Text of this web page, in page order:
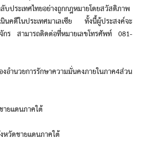
บประเทศไทยอย่างถูกกฎหมายโดยสวัสดิภาพ
นินคดีในประเทศมาเลเซีย ทั้งนี้ผู้ประสงค์จะ
กร สามารถติดต่อที่หมายเลขโทรศัพท์ 081-
ำนวยการรักษาความมั่นคงภายในภาค4ส่วน
ายแดนภาคใต้
หวัดชายแดนภาคใต้